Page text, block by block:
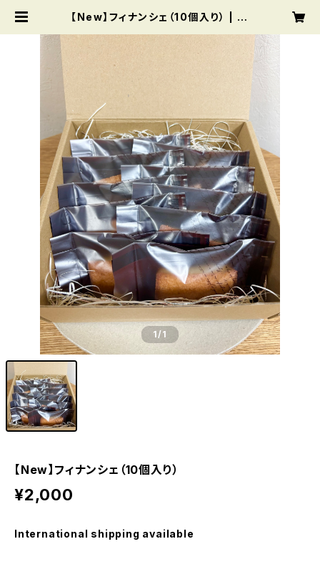
【New】フィナンシェ（10個入り） | Ki
1/1
【New】フィナンシェ（10個入り）
¥2,000
International shipping available